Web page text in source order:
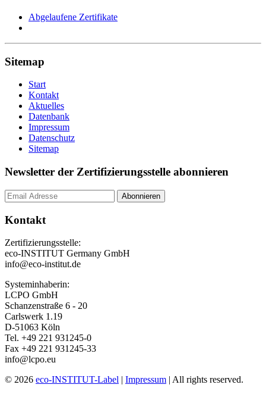
Abgelaufene Zertifikate
Sitemap
Start
Kontakt
Aktuelles
Datenbank
Impressum
Datenschutz
Sitemap
Newsletter der Zertifizierungsstelle abonnieren
Kontakt
Zertifizierungsstelle:
eco-INSTITUT Germany GmbH
info@eco-institut.de
Systeminhaberin:
LCPO GmbH
Schanzenstraße 6 - 20
Carlswerk 1.19
D-51063 Köln
Tel. +49 221 931245-0
Fax +49 221 931245-33
info@lcpo.eu
© 2026 eco-INSTITUT-Label | Impressum | All rights reserved.